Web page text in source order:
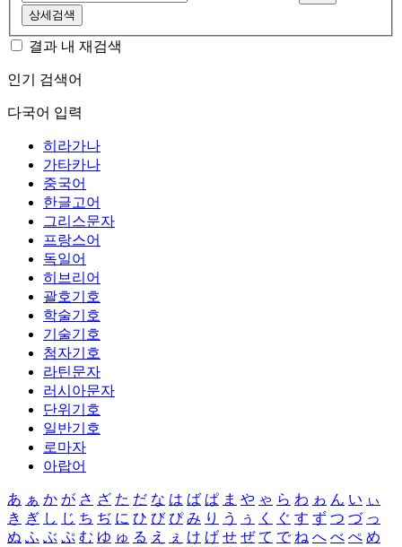
상세검색
결과 내 재검색
인기 검색어
다국어 입력
히라가나
가타카나
중국어
한글고어
그리스문자
프랑스어
독일어
히브리어
괄호기호
학술기호
기술기호
첨자기호
라틴문자
러시아문자
단위기호
일반기호
로마자
아랍어
あ ぁ か が さ ざ た だ な は ば ぱ ま や ゃ ら わ ゎ ん い ぃ
き ぎ し じ ち ぢ に ひ び ぴ み り う ぅ く ぐ す ず つ づ っ
ぬ ふ ぶ ぷ む ゆ ゅ る え ぇ け げ せ ぜ て で ね へ べ ぺ め